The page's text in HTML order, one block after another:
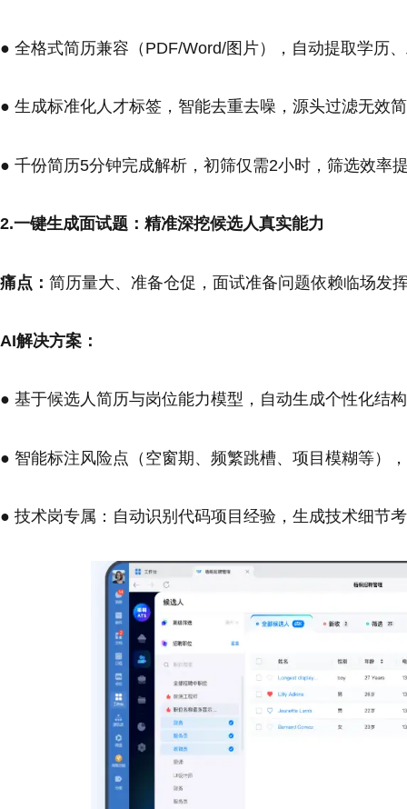
● 全格式简历兼容（PDF/Word/图片），自动提取学历
● 生成标准化人才标签，智能去重去噪，源头过滤无效
● 千份简历5分钟完成解析，初筛仅需2小时，筛选效率
2.一键生成面试题：精准深挖候选人真实能力
痛点： 简历量大、准备仓促，面试准备问题依赖临场发
AI解决方案：
● 基于候选人简历与岗位能力模型，自动生成个性化结
● 智能标注风险点（空窗期、频繁跳槽、项目模糊等）
● 技术岗专属：自动识别代码项目经验，生成技术细节